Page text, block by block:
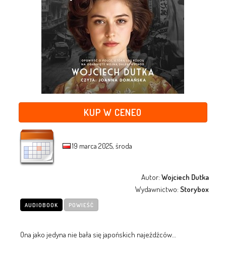
KUP W CENEO
19 marca 2025, środa
Autor:Wojciech Dutka
Wydawnictwo:Storybox
AUDIOBOOK POWIEŚĆ
Ona jako jedyna nie bała się japońskich najeźdźców…